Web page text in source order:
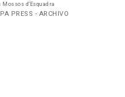
d'Esquadra
PRESS - ARCHIVO